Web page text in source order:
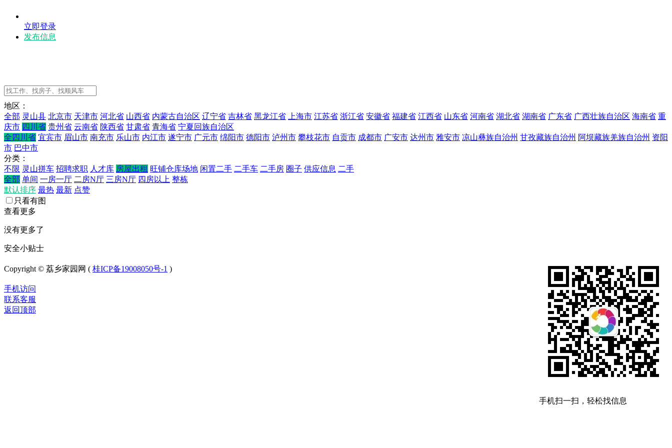
立即登录
发布信息
地区：
全部 灵山县 北京市 天津市 河北省 山西省 内蒙古自治区 辽宁省 吉林省 黑龙江省 上海市 江苏省 浙江省 安徽省 福建省 江西省 山东省 河南省 湖北省 湖南省 广东省 广西壮族自治区 海南省 重
庆市 四川省 贵州省 云南省 陕西省 甘肃省 青海省 宁夏回族自治区
全四川省 宜宾市 眉山市 南充市 乐山市 内江市 遂宁市 广元市 绵阳市 德阳市 泸州市 攀枝花市 自贡市 成都市 广安市 达州市 雅安市 凉山彝族自治州 甘孜藏族自治州 阿坝藏族羌族自治州 资阳
市 巴中市
分类：
不限 灵山拼车 招聘求职 人才库 房屋出租 旺铺仓库场地 闲置二手 二手车 二手房 圈子 供应信息 二手
全部 单间 一房一厅 二房N厅 三房N厅 四房以上 整栋
默认排序 最热 最新 点赞
只看有图
查看更多
没有更多了
安全小贴士
手机扫一扫，轻松找信息
Copyright © 荔乡家园网 ( 桂ICP备19008050号-1 )
手机访问
联系客服
返回顶部